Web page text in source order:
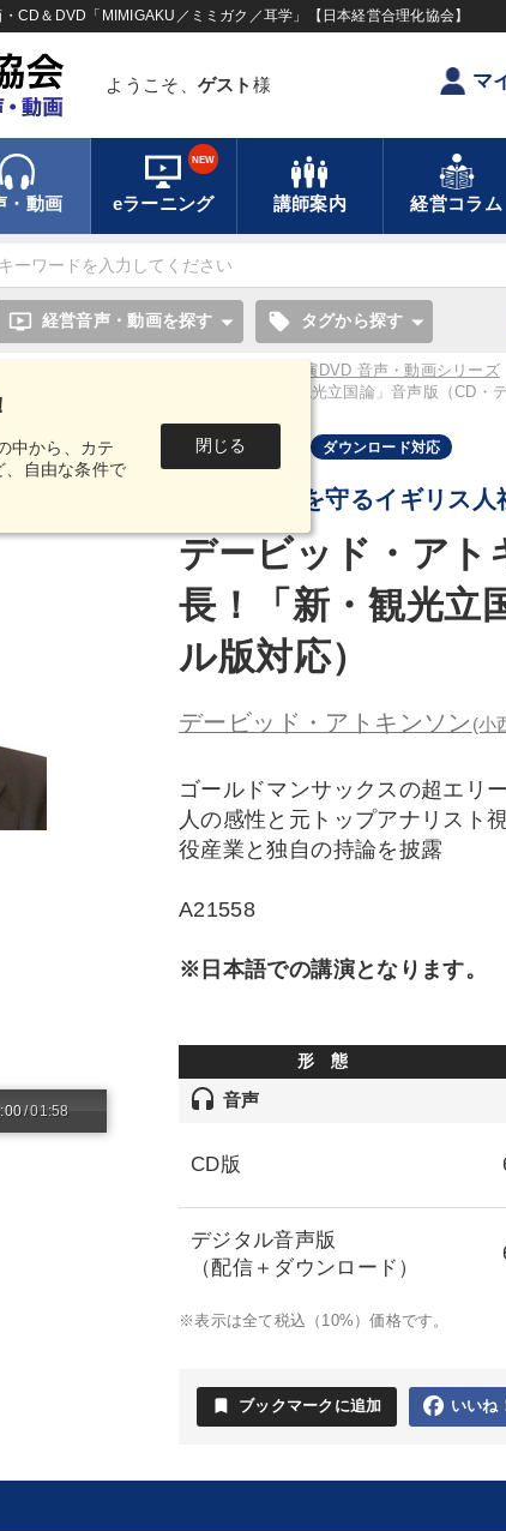
CD＆DVD「MIMIGAKU／ミミガク／耳学」【日本経営合理化協会】
ようこそ、 ゲスト 様 マ
・動画 eラーニング
NEW
講師案内 経営コラム
中から、カテ
、自由な条件で
閉じる
ondemand_video 経営音声・動画を探す local_offer タグから探す
／耳学】全国経営者セミナー講演CD・講演DVD 音声・動画シリーズ
トキンソン 今後10年で３倍成長！「新・観光立国論」音声版（CD・
/01:58
音声・動画 ダウンロード対応
日本の国宝を守るイギリス
デービッド・アト
長！「新・観光立
ル版対応）
デービッド・アトキンソン (小
ゴールドマンサックスの超エリ
人の感性と元トップアナリスト
役産業と独自の持論を披露
A21558
※日本語での講演となります。
形 態
headset 音声
CD版
デジタル音声版
（配信＋ダウンロード）
※表示は全て税込（10%）価格です。
bookmark ブックマークに追加 いいね